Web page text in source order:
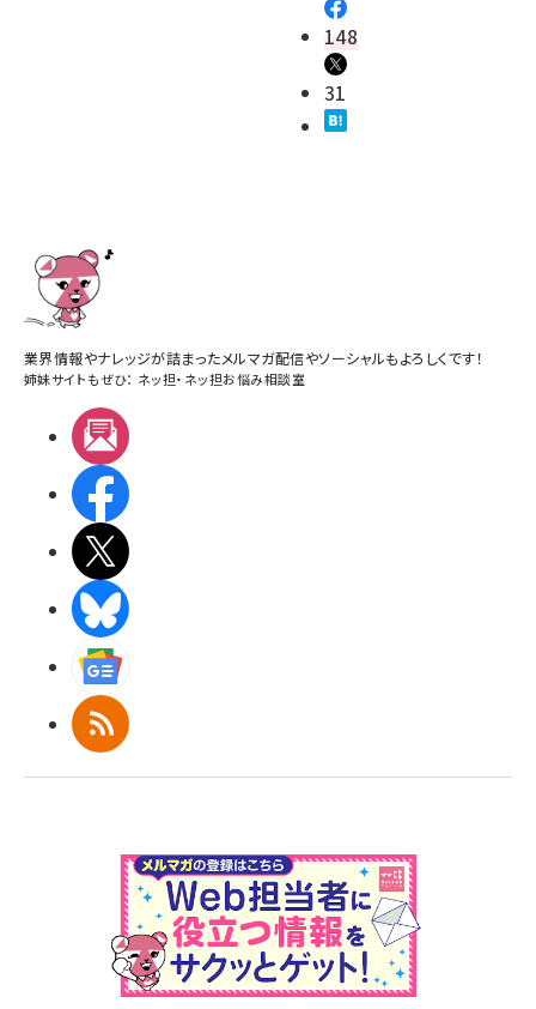
148
31
業界情報やナレッジが詰まったメルマガ配信やソーシャルもよろしくです！
姉妹サイトもぜひ： ネッ担・ ネッ担お悩み相談室
RSS